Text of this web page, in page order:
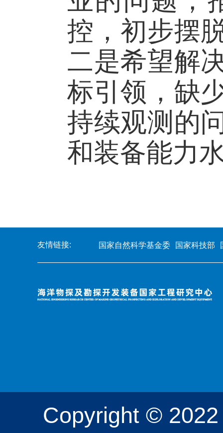
控，初步摆
二是希望解
标引领，缺
持续观测的
和装备能力
友情链接: 国家自然科学基金委 国家科技部
Copyright ©